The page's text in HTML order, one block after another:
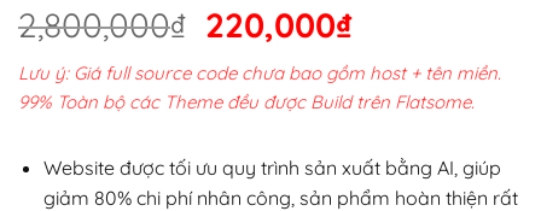
2,800,000₫ Giá
gốc
là:
2,800,000₫.
220,000₫Giá
hiện
tại
220,000₫.
Lưu ý: Giá full source code chưa bao gồm host + tên miền.
99% Toàn bộ các Theme đều được Build trên Flatsome.
Website được tối ưu quy trình sản xuất bằng AI, giúp
giảm 80% chi phí nhân công, sản phẩm hoàn thiện rất